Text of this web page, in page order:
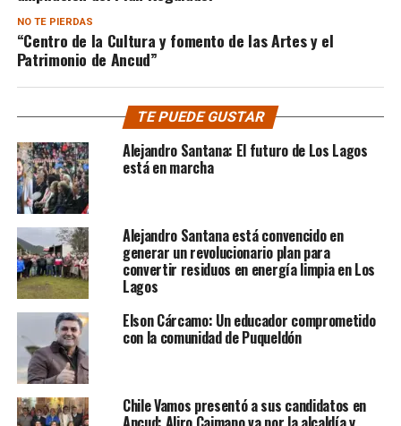
NO TE PIERDAS
“Centro de la Cultura y fomento de las Artes y el
Patrimonio de Ancud”
TE PUEDE GUSTAR
Alejandro Santana: El futuro de Los Lagos
está en marcha
Alejandro Santana está convencido en
generar un revolucionario plan para
convertir residuos en energía limpia en Los
Lagos
Elson Cárcamo: Un educador comprometido
con la comunidad de Puqueldón
Chile Vamos presentó a sus candidatos en